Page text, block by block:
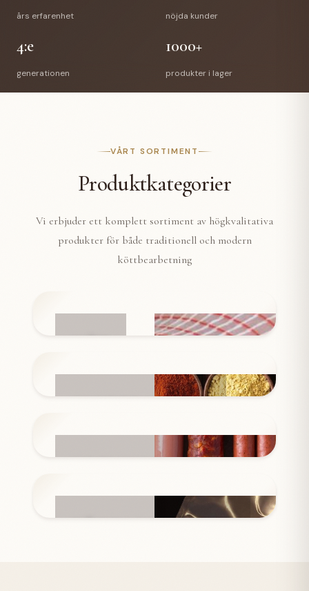
års erfarenhet nöjda kunder
4:e
generationen
1000+
produkter i lager
VÅRT SORTIMENT
Produktkategorier
Vi erbjuder ett komplett sortiment av högkvalitativa
produkter för både traditionell och modern
köttbearbetning